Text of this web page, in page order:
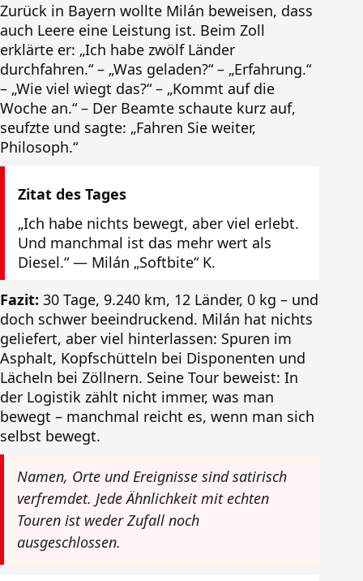
Zurück in Bayern wollte Milán beweisen, dass
auch Leere eine Leistung ist. Beim Zoll
erklärte er: „Ich habe zwölf Länder
durchfahren.“ – „Was geladen?“ – „Erfahrung.“
– „Wie viel wiegt das?“ – „Kommt auf die
Woche an.“ – Der Beamte schaute kurz auf,
seufzte und sagte: „Fahren Sie weiter,
Philosoph.“
Zitat des Tages
„Ich habe nichts bewegt, aber viel erlebt.
Und manchmal ist das mehr wert als
Diesel.“ — Milán „Softbite“ K.
Fazit: 30 Tage, 9.240 km, 12 Länder, 0 kg – und
doch schwer beeindruckend. Milán hat nichts
geliefert, aber viel hinterlassen: Spuren im
Asphalt, Kopfschütteln bei Disponenten und
Lächeln bei Zöllnern. Seine Tour beweist: In
der Logistik zählt nicht immer, was man
bewegt – manchmal reicht es, wenn man sich
selbst bewegt.
Namen, Orte und Ereignisse sind satirisch
verfremdet. Jede Ähnlichkeit mit echten
Touren ist weder Zufall noch
ausgeschlossen.